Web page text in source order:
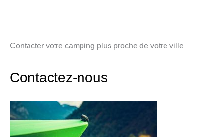
Contacter votre camping plus proche de votre ville
Contactez-nous